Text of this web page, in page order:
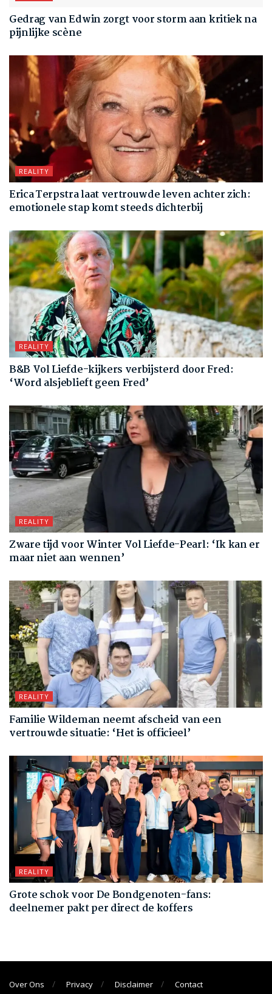
Gedrag van Edwin zorgt voor storm aan kritiek na
pijnlijke scène
REALITY
Erica Terpstra laat vertrouwde leven achter zich:
emotionele stap komt steeds dichterbij
REALITY
B&B Vol Liefde-kijkers verbijsterd door Fred:
‘Word alsjeblieft geen Fred’
REALITY
Zware tijd voor Winter Vol Liefde-Pearl: ‘Ik kan er
maar niet aan wennen’
REALITY
Familie Wildeman neemt afscheid van een
vertrouwde situatie: ‘Het is officieel’
REALITY
Grote schok voor De Bondgenoten-fans:
deelnemer pakt per direct de koffers
Over Ons Privacy Disclaimer Contact